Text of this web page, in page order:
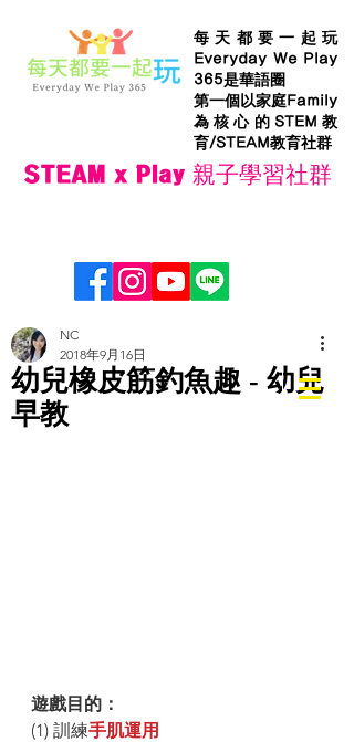
每天都要一起玩
Everyday We Play
365是華語圈
第一個以家庭Family
為核心的STEM教
育/STEAM教育社群
STEAM x Play 親子學習社群
幼兒橡皮筋釣魚趣 - 幼兒
早教
NC
2018年9月16日
遊戲目的：
(1) 訓練手肌運用